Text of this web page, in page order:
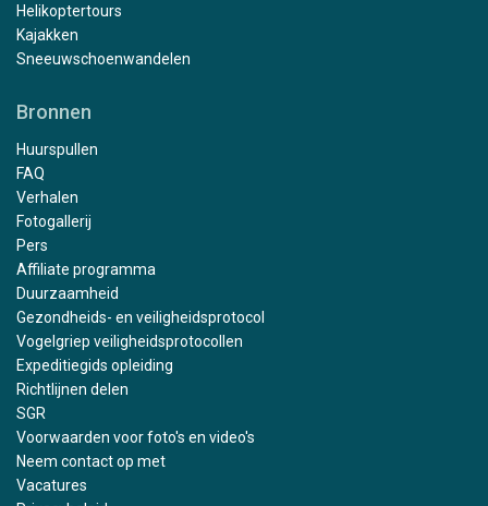
Helikoptertours
Kajakken
Sneeuwschoenwandelen
Bronnen
Huurspullen
FAQ
Verhalen
Fotogallerij
Pers
Affiliate programma
Duurzaamheid
Gezondheids- en veiligheidsprotocol
Vogelgriep veiligheidsprotocollen
Expeditiegids opleiding
Richtlijnen delen
SGR
Voorwaarden voor foto's en video's
Neem contact op met
Vacatures